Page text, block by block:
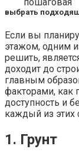
выбрать
Если вы
этажом, одним
решить,
доходит до
главным
факторами, как
доступность и
каждый из этих
1. Грунт